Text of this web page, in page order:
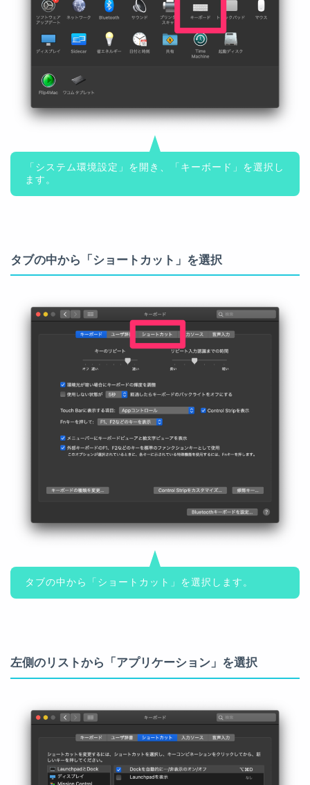
「システム環境設定」を開き、「キーボード」を選択し
ます。
タブの中から「ショートカット」を選択
タブの中から「ショートカット」を選択します。
左側のリストから「アプリケーション」を選択